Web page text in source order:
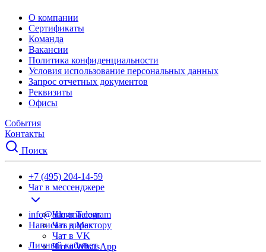
О компании
Сертификаты
Команда
Вакансии
Политика конфиденциальности
Условия использование персональных данных
Запрос отчетных документов
Реквизиты
Офисы
События
Контакты
Поиск
+7 (495) 204-14-59
Чат в мессенджере
Чат в Telegram
Чат в Max
Чат в VK
Чат в WhatsApp
info@adegma.com
Написать директору
Личный кабинет